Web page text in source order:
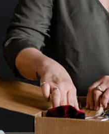
dans vos pieds! Vous
Longueur mi-mollet
Laver à la machine et sécher
Fabriqués au Québec
Composition : 50% laine /
Baume à lèvres naturel –
utiliser au quotidien.